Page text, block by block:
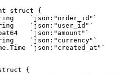
struct {
    `json:"order_id"`
    `json:"user_id"`
   `json:"amount"`
    `json:"currency"`
. Time `json:"created_at"`
{